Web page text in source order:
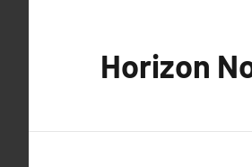
Horizon